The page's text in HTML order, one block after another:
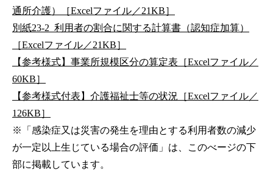
通所介護）［Excelファイル／21KB］
別紙23-2_利用者の割合に関する計算書（認知症加算）
［Excelファイル／21KB］
【参考様式】事業所規模区分の算定表［Excelファイル／
60KB］
【参考様式付表】介護福祉士等の状況［Excelファイル／
126KB］
※「感染症又は災害の発生を理由とする利用者数の減少
が一定以上生じている場合の評価」は、このべージの下
部に掲載しています。